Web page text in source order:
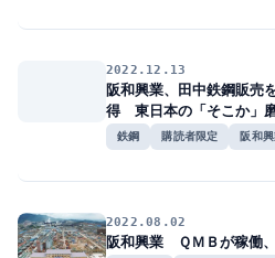
2022.12.13
阪和興業、田中鉄鋼販売
得 東日本の「そこか」
鉄鋼 購読者限定 阪和
2022.08.02
阪和興業 ＱＭＢが稼働